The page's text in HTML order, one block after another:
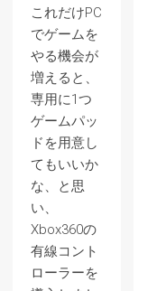
これだけPC
でゲームを
やる機会が
増えると、
専用に1つ
ゲームパッ
ドを用意し
てもいいか
な、と思
い、
Xbox360の
有線コント
ローラーを